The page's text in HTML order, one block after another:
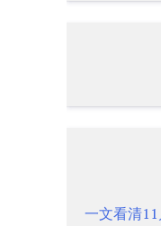
一文看清